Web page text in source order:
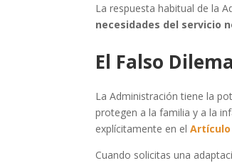
La respuesta habitual de la
necesidades del servicio
El Falso
La Administración tiene la
protegen a la familia y a la
explícitamente en elArtículo
Cuando solicitas una